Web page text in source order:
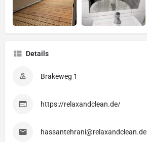
Details
Brakeweg 1
https://relaxandclean.de/
hassantehrani@relaxandclean.de